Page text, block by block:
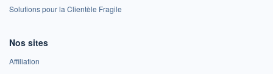
Solutions pour la Clientèle Fragile
Nos sites
Affiliation